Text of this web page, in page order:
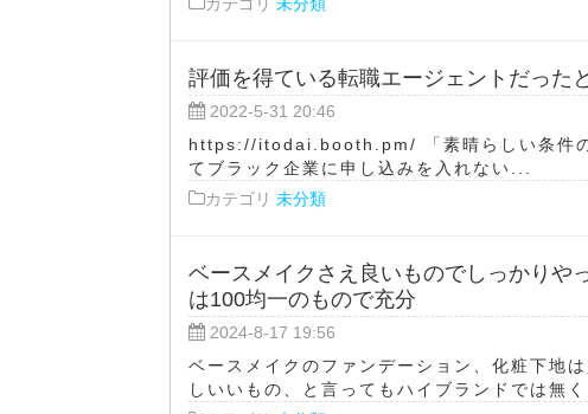
評価を得ている転職エージェントだった
2022-5-31 20:46
https://itodai.booth.pm/ 「素晴らしい条件の
てブラック企業に申し込みを入れない...
カテゴリ 未分類
ベースメイクさえ良いものでしっかりや
は100均一のもので充分
2024-8-17 19:56
ベースメイクのファンデーション、化粧下地
しいいもの、と言ってもハイブランドでは無